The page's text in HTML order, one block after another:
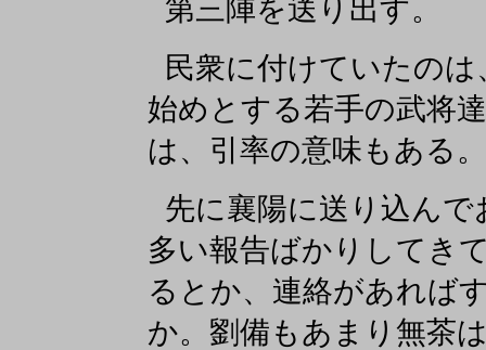
第三陣を送り出す。
民衆に付けていたの
始めとする若手の武将
は、引率の意味もある。
先に襄陽に送り込ん
多い報告ばかりしてき
るとか、連絡があれば
か。劉備もあまり無茶